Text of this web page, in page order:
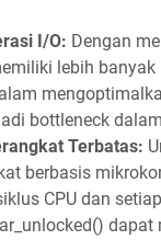
I/O: Dengan
lebih
bottleneck
Terbatas:
berbasis
CPU dan